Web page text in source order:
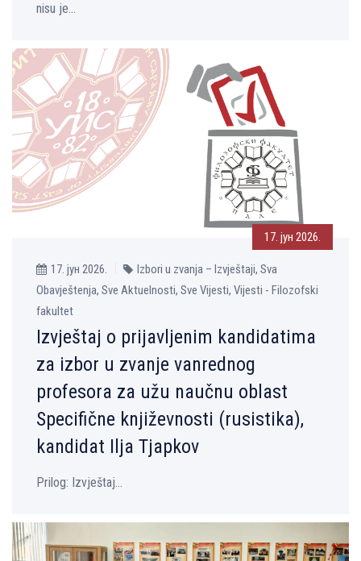
nisu je...
17. јун 2026.
17. јун 2026.
Izbori u zvanja – Izvještaji, Sva
Obavještenja, Sve Aktuelnosti, Sve Vijesti, Vijesti - Filozofski
fakultet
Izvještaj o prijavljenim kandidatima
za izbor u zvanje vanrednog
profesora za užu naučnu oblast
Specifične književnosti (rusistika),
kandidat Ilja Tjapkov
Prilog: Izvještaj...